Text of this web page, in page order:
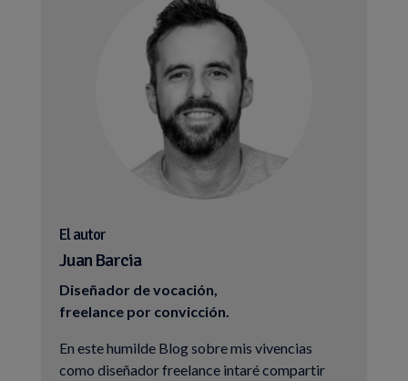
El autor
Juan Barcia
Diseñador de vocación,
freelance por convicción.
En este humilde Blog sobre mis vivencias
como diseñador freelance intaré compartir